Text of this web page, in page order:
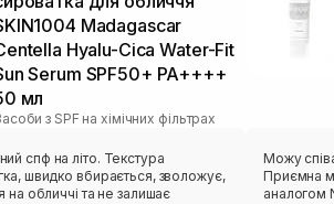
Madagascar
Hyalu-Cica Water-Fit
Serum SPF50+ PA++++
мл
з SPF на хімічних фільтрах
спф на літо. Текстура
швидко вбирається, зволожує,
на обличчі та не залишає
Можу
Приємна
аналогом